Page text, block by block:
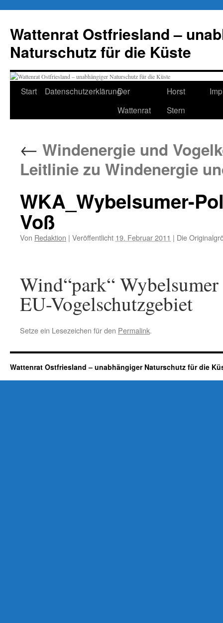
springen
Wattenrat Ostfriesland –
Naturschutz für die Küste
Start DatenschutzerklärungDer
Wattenrat
Horst
Stern
← Windenergie und
Leitlinie zu Windenergie
WKA_Wybelsumer-
Voß
Von Redaktion | Veröffentlicht 19. Februar 2011 | Die
Wind“park“
EU-Vogelschutzgebiet
Setze ein Lesezeichen für den Permalink.
Wattenrat Ostfriesland – unabhängiger Naturschutz für die